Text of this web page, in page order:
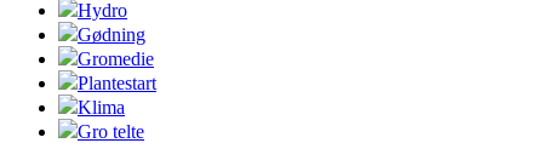
Hydro
Gødning
Gromedie
Plantestart
Klima
Gro telte